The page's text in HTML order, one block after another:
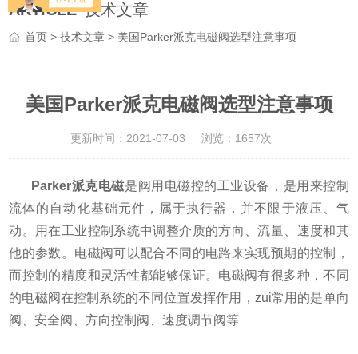
ARTICLE 技术文章
首页 >技术文章 > 美国Parker派克电磁阀选型注意事项
美国Parker派克电磁阀选型注意事项
更新时间：2021-07-03 浏览：1657次
Parker派克电磁是阀用电磁控的工业设备，是用来控制
流体的自动化基础元件，属于执行器，并不限于液压、气
动。用在工业控制系统中调整介质的方向、流量、速度和其
他的参数。电磁阀可以配合不同的电路来实现预期的控制，
而控制的精度和灵活性都能够保证。电磁阀有很多种，不同
的电磁阀在控制系统的不同位置发挥作用，zui常用的是单向
阀、安全阀、方向控制阀、速度调节阀等